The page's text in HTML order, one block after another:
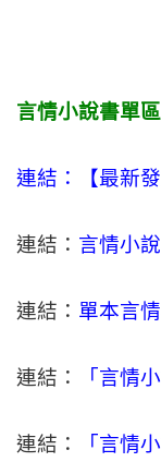
言情小說書單區
連結：【最新發
連結： 言情小
連結： 單本言
連結： 「言情
連結： 「言情